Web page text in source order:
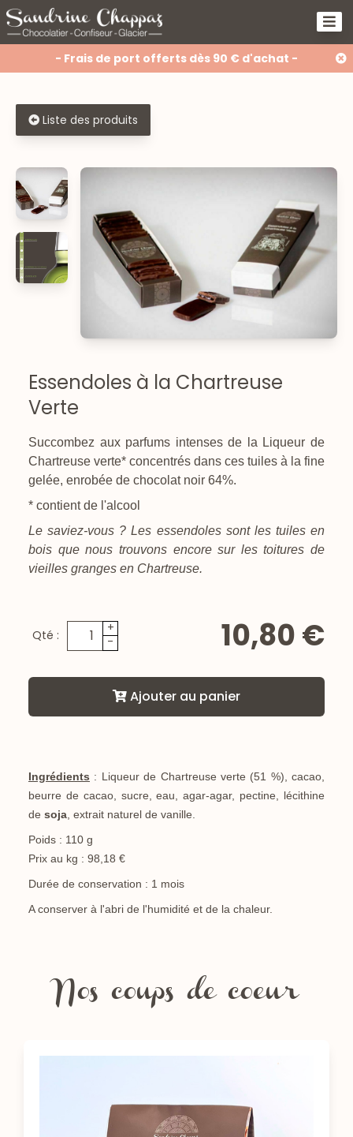
- Frais de port offerts dès 90 € d'achat -
Liste des produits
Essendoles à la Chartreuse
Verte
Succombez aux parfums intenses de la Liqueur de
Chartreuse verte* concentrés dans ces tuiles à la fine
gelée, enrobée de chocolat noir 64%.
* contient de l'alcool
Le saviez-vous ? Les essendoles sont les tuiles en
bois que nous trouvons encore sur les toitures de
vieilles granges en Chartreuse.
Qté :
+
-
10,80 €
Ajouter au panier
Ingrédients : Liqueur de Chartreuse verte (51 %), cacao,
beurre de cacao, sucre, eau, agar-agar, pectine, lécithine
de soja, extrait naturel de vanille.
Poids : 110 g
Prix au kg : 98,18 €
Durée de conservation : 1 mois
A conserver à l'abri de l'humidité et de la chaleur.
Nos coups de coeur